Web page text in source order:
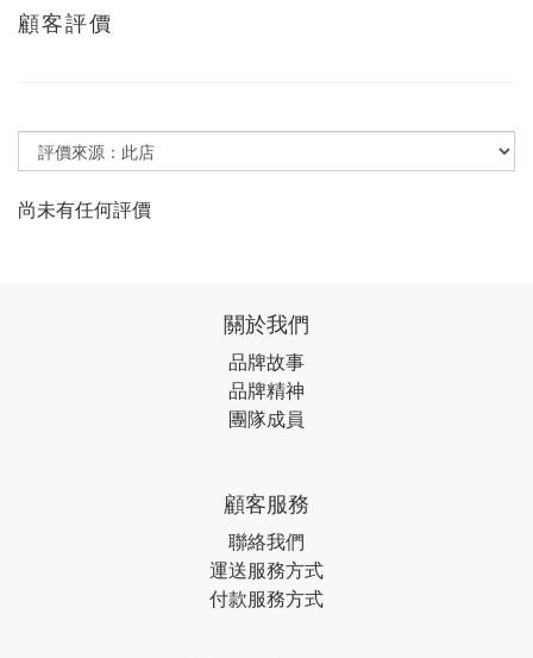
顧客評價
尚未有任何評價
關於我們
品牌故事
品牌精神
團隊成員
顧客服務
聯絡我們
運送服務方式
付款服務方式